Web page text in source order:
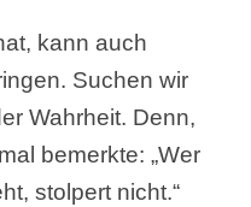
kann auch
Suchen wir
Wahrheit. Denn,
bemerkte: „Wer
stolpert nicht.“